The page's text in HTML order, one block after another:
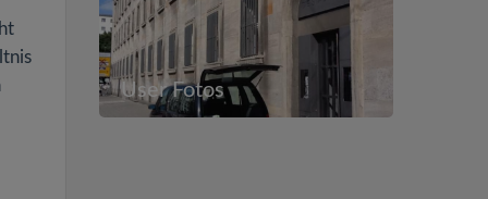
User Fotos